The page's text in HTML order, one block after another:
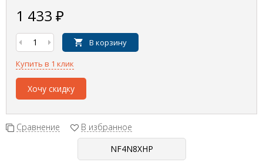
1 433 ₽
В корзину
Купить в 1 клик
Хочу скидку
Сравнение В избранное